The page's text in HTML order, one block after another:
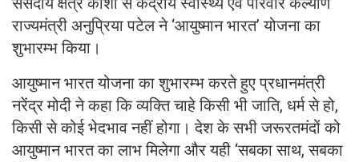
राज्यमंत्री अनुप्रिया पटेल ने ‘आयुष्मान भारत’ योजना का
शुभारम्भ किया।
आयुष्मान भारत योजना का शुभारम्भ करते हुए प्रधानमंत्री
नरेंद्र मोदी ने कहा कि व्यक्ति चाहे किसी भी जाति, धर्म से हो,
किसी से कोई भेदभाव नहीं होगा। देश के सभी जरूरतमंदों को
आयुष्मान भारत का लाभ मिलेगा और यही ‘सबका साथ, सबका